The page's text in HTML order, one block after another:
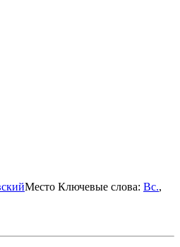
Место Ключевые слова: Вс.,